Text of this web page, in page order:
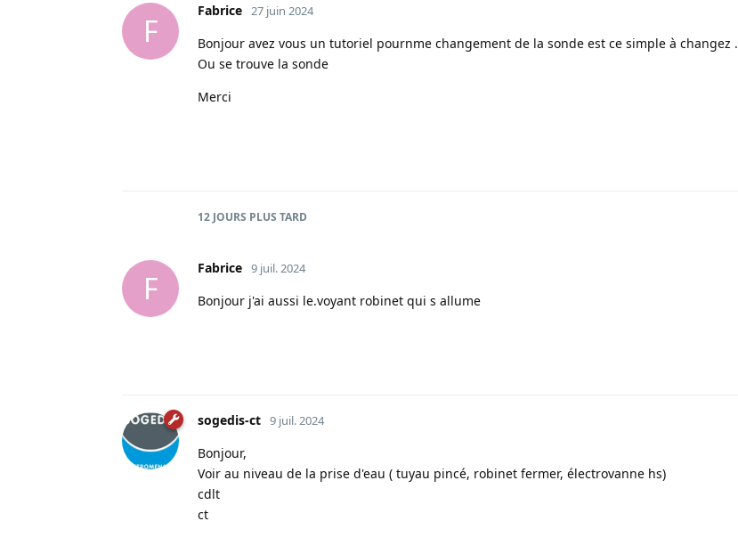
F
Fabrice 27 juin 2024
Bonjour avez vous un tutoriel pournme changement de la sonde est ce simple à changez .
Ou se trouve la sonde
Merci
12 JOURS PLUS TARD
F
Fabrice 9 juil. 2024
Bonjour j'ai aussi le.voyant robinet qui s allume
sogedis-ct 9 juil. 2024
Bonjour,
Voir au niveau de la prise d'eau ( tuyau pincé, robinet fermer, électrovanne hs)
cdlt
ct